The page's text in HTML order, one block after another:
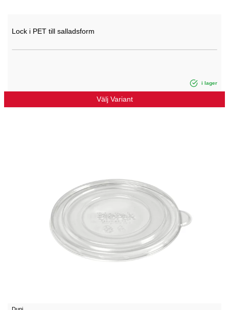
Lock i PET till salladsform
i lager
Välj Variant